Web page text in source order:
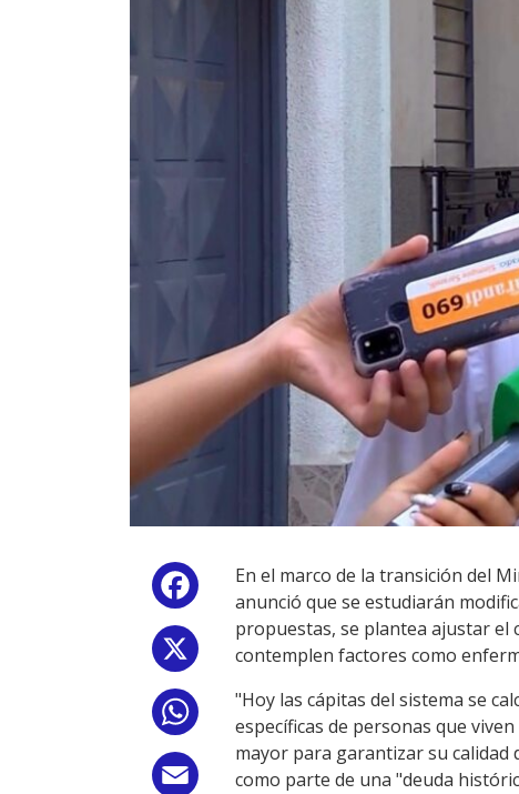
Facebook
WhatsApp
Email
En el marco de la transición del
anunció que se estudiarán
propuestas, se plantea ajustar el
contemplen factores como
"Hoy las cápitas del sistema se
específicas de personas que
mayor para garantizar su calidad
como parte de una "deuda